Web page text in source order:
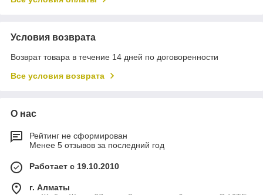
Условия возврата
Возврат товара в течение 14 дней по договоренности
Все условия возврата
О нас
Рейтинг не сформирован
Менее 5 отзывов за последний год
Работает с 19.10.2010
г. Алматы